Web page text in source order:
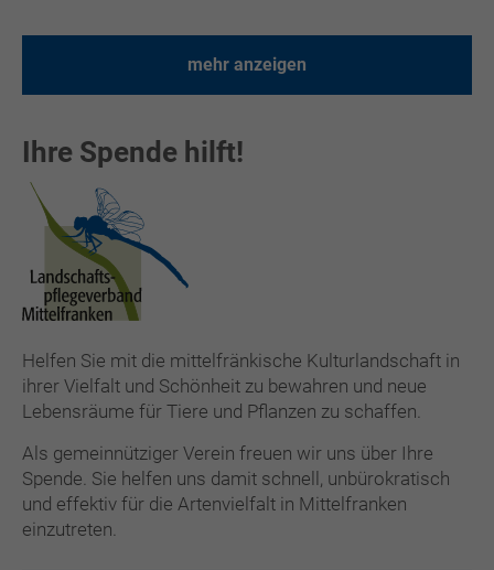
18.09.2026, 18:30–20:00
mehr anzeigen
Ihre Spende hilft!
Helfen Sie mit die mittelfränkische Kulturlandschaft in
ihrer Vielfalt und Schönheit zu bewahren und neue
Lebensräume für Tiere und Pflanzen zu schaffen.
Als gemeinnütziger Verein freuen wir uns über Ihre
Spende. Sie helfen uns damit schnell, unbürokratisch
und effektiv für die Artenvielfalt in Mittelfranken
einzutreten.